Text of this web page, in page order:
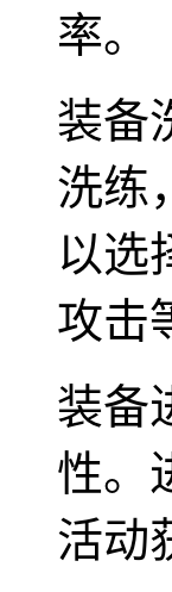
率。
装备
洗练
以选
攻击
装备
性。
活动